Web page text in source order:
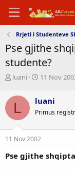
Rrjeti i Studenteve
Pse gjithe
studente?
T
r
e
a
d
s
r
luani
D
a
e
i
l
i
11 Nov
L luani
Primus
11 Nov 2002
Pse gjithe